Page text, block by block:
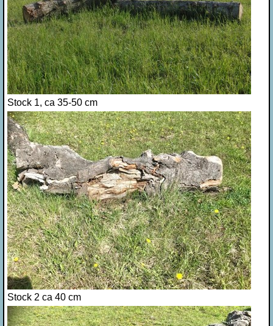
Stock 1, ca 35-50 cm
Stock 2 ca 40 cm